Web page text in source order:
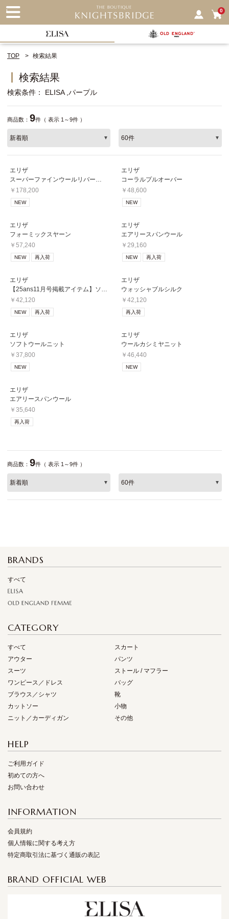
0
TOP 検索結果
検索結果
検索条件 ELISA パープル
商品数： 9件（ 表示 1～9件 ）
エリザ
￥178,200
NEW
エリザ
コーラルプルオーバー
￥48,600
NEW
エリザ
フォーミックスヤーン
￥57,240
NEW 再入荷
エリザ
エアリースパンウール
￥29,160
NEW 再入荷
エリザ
￥42,120
NEW 再入荷
エリザ
ウォッシャブルシルク
￥42,120
再入荷
エリザ
ソフトウールニット
￥37,800
NEW
エリザ
ウールカシミヤニット
￥46,440
NEW
エリザ
エアリースパンウール
￥35,640
再入荷
商品数： 9件（ 表示 1～9件 ）
BRANDS
すべて
CATEGORY
すべて
アウター
スーツ
ワンピース／ドレス
ブラウス／シャツ
カットソー
ニット／カーディガン
スカート
パンツ
ストール / マフラー
バッグ
靴
小物
その他
HELP
ご利用ガイド
初めての方へ
お問い合わせ
INFORMATION
会員規約
個人情報に関する考え方
特定商取引法に基づく通販の表記
BRAND OFFICIAL WEB